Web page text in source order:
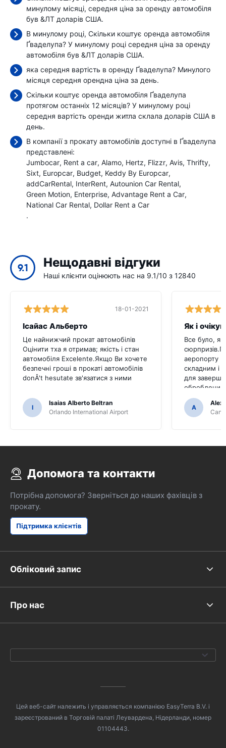
минулому місяці, середня ціна за оренду автомобіля
був &ЛТ доларів США.
В минулому році, Скільки коштує оренда автомобіля
Ґваделупа? У минулому році середня ціна за оренду
автомобіля був &ЛТ доларів США.
яка середня вартість в оренду Ґваделупа? Минулого
місяця середня орендна ціна за день.
Скільки коштує оренда автомобіля Ґваделупа
протягом останніх 12 місяців? У минулому році
середня вартість оренди житла склала доларів США в
день.
В компанії з прокату автомобілів доступні в Ґваделупа
представлені:
Jumbocar Rent a car Alamo Hertz Flizzr Avis Thrifty
Sixt Europcar Budget Keddy By Europcar
addCarRental InterRent Autounion Car Rental
Green Motion Enterprise Advantage Rent a Car
National Car Rental Dollar Rent a Car
.
9.1 Нещодавні відгуки
Наші клієнти оцінюють нас на 9.1/10 з 12840
18-01-2021
Ісайас Альберто
Це найнижчий прокат автомобілів
Оцінити тха я отримав; якість і стан
автомобіля Excelente.Якщо Ви хочете
безпечні гроші в прокаті автомобілів
donÂ't hesutate зв'язатися з ними
I
Isaias Alberto Beltran
Orlando International Airport
Як і
Все було, як
аеропорту
складним і
для
оброблений
A
Alex
Допомога та контакти
Потрібна допомога? Зверніться до наших фахівців з
прокату.
Підтримка клієнтів
Обліковий запис
Про нас
Цей веб-сайт належить і управляється компанією EasyTerra B.V. і
зареєстрований в Торговій палаті Леувардена, Нідерланди, номер
01104443.